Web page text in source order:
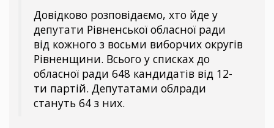
Довідково розповідаємо, хто йде у
депутати Рівненської обласної ради
від кожного з восьми виборчих округів
Рівненщини. Всього у списках до
обласної ради 648 кандидатів від 12-
ти партій. Депутатами облради
стануть 64 з них.